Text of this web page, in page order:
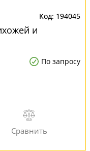
194045
и
По запросу